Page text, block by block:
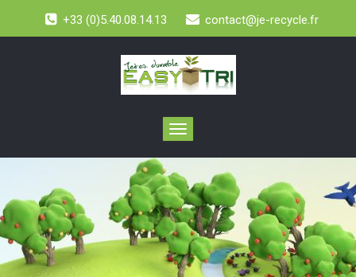
+33 (0)5.40.08.14.13 contact@je-recycle.fr
Toggle
navigation